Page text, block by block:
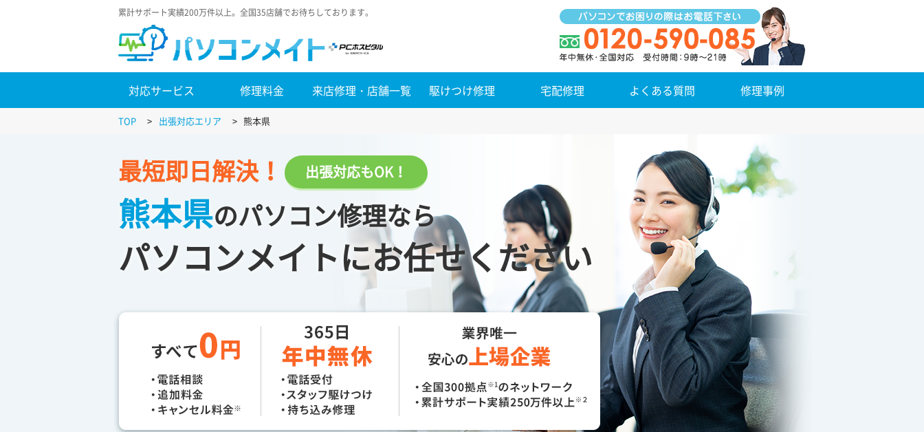
累計サポート実績200万件以上。全国35店舗でお待ちしております。
対応サービス 修理料金 来店修理・店舗一覧 駆けつけ修理 宅配修理 よくある質問 修理事例
TOP > 出張対応エリア > 熊本県
最短即日解決！ 出張対応もOK！
熊本県のパソコン修理なら
パソコンメイトにお任せください